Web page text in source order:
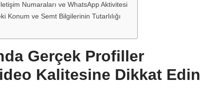
Numaraları ve WhatsApp Aktivitesi
Konum ve Semt Bilgilerinin Tutarlılığı
Gerçek Profiller
Kalitesine Dikkat Edin